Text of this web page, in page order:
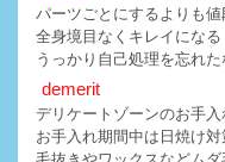
パーツごとにするよりも
全身境目なくキレイになる
うっかり自己処理を忘れ
demerit
デリケートゾーンのお手
お手入れ期間中は日焼け